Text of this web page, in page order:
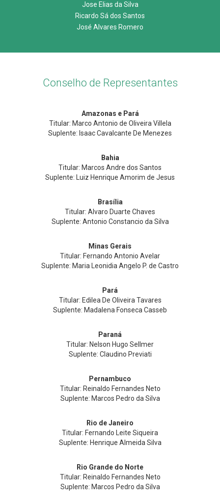
Jose Elias da Silva
Ricardo Sá dos Santos
José Alvares Romero
Conselho de Representantes
Amazonas e Pará
Titular: Marco Antonio de Oliveira Villela
Suplente: Isaac Cavalcante De Menezes
Bahia
Titular: Marcos Andre dos Santos
Suplente: Luiz Henrique Amorim de Jesus
Brasília
Titular: Alvaro Duarte Chaves
Suplente: Antonio Constancio da Silva
Minas Gerais
Titular: Fernando Antonio Avelar
Suplente: Maria Leonidia Angelo P. de Castro
Pará
Titular: Edilea De Oliveira Tavares
Suplente: Madalena Fonseca Casseb
Paraná
Titular: Nelson Hugo Sellmer
Suplente: Claudino Previati
Pernambuco
Titular: Reinaldo Fernandes Neto
Suplente: Marcos Pedro da Silva
Rio de Janeiro
Titular: Fernando Leite Siqueira
Suplente: Henrique Almeida Silva
Rio Grande do Norte
Titular: Reinaldo Fernandes Neto
Suplente: Marcos Pedro da Silva